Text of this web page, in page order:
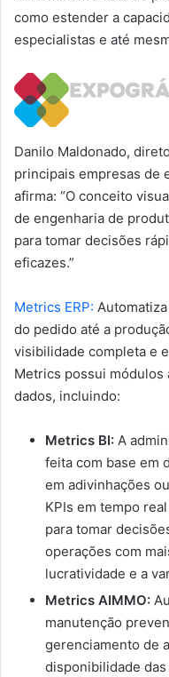
como estender a
especialistas e até
Danilo Maldonado,
principais empresas de
afirma: “O conceito
de engenharia de
para tomar decisões
eficazes.”
Metrics ERP:
do pedido até a
visibilidade completa e
Metrics possui módulos
dados, incluindo:
Metrics BI: A
feita com base em
em adivinhações
KPIs em tempo
para tomar
operações com
lucratividade e a
Metrics AIMMO:
manutenção
gerenciamento de
disponibilidade